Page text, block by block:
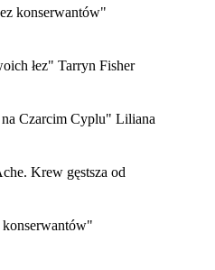
konserwantów"
łez" Tarryn Fisher
Czarcim Cyplu" Liliana
Krew gęstsza od